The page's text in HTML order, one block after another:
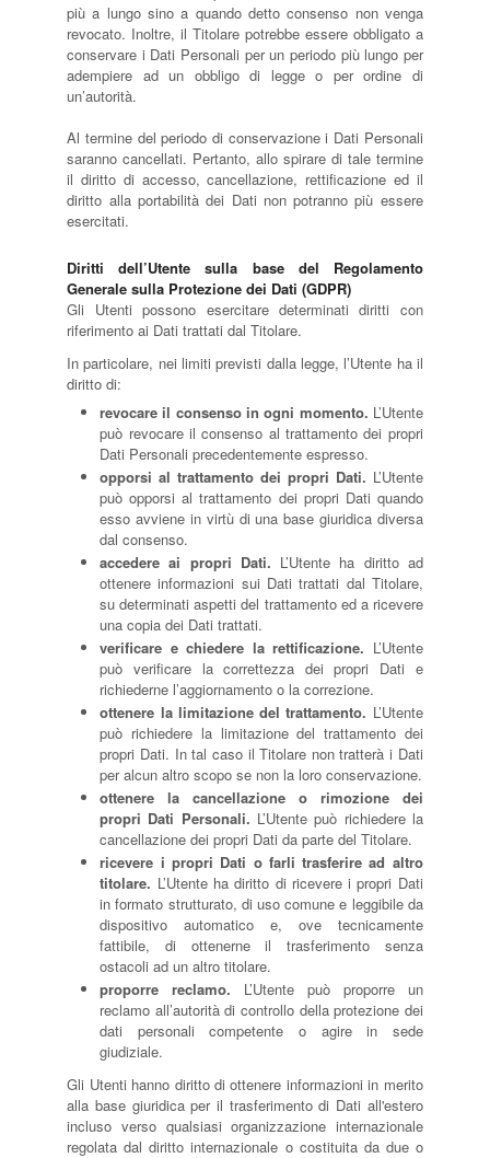
più a lungo sino a quando detto consenso non venga
revocato. Inoltre, il Titolare potrebbe essere obbligato a
conservare i Dati Personali per un periodo più lungo per
adempiere ad un obbligo di legge o per ordine di
un’autorità.
Al termine del periodo di conservazione i Dati Personali
saranno cancellati. Pertanto, allo spirare di tale termine
il diritto di accesso, cancellazione, rettificazione ed il
diritto alla portabilità dei Dati non potranno più essere
esercitati.
Diritti dell’Utente sulla base del Regolamento
Generale sulla Protezione dei Dati (GDPR)
Gli Utenti possono esercitare determinati diritti con
riferimento ai Dati trattati dal Titolare.
In particolare, nei limiti previsti dalla legge, l’Utente ha il
diritto di:
revocare il consenso in ogni momento. L’Utente
può revocare il consenso al trattamento dei propri
Dati Personali precedentemente espresso.
opporsi al trattamento dei propri Dati. L’Utente
può opporsi al trattamento dei propri Dati quando
esso avviene in virtù di una base giuridica diversa
dal consenso.
accedere ai propri Dati. L’Utente ha diritto ad
ottenere informazioni sui Dati trattati dal Titolare,
su determinati aspetti del trattamento ed a ricevere
una copia dei Dati trattati.
verificare e chiedere la rettificazione. L’Utente
può verificare la correttezza dei propri Dati e
richiederne l’aggiornamento o la correzione.
ottenere la limitazione del trattamento. L’Utente
può richiedere la limitazione del trattamento dei
propri Dati. In tal caso il Titolare non tratterà i Dati
per alcun altro scopo se non la loro conservazione.
ottenere la cancellazione o rimozione dei
propri Dati Personali. L’Utente può richiedere la
cancellazione dei propri Dati da parte del Titolare.
ricevere i propri Dati o farli trasferire ad altro
titolare. L’Utente ha diritto di ricevere i propri Dati
in formato strutturato, di uso comune e leggibile da
dispositivo automatico e, ove tecnicamente
fattibile, di ottenerne il trasferimento senza
ostacoli ad un altro titolare.
proporre reclamo. L’Utente può proporre un
reclamo all’autorità di controllo della protezione dei
dati personali competente o agire in sede
giudiziale.
Gli Utenti hanno diritto di ottenere informazioni in merito
alla base giuridica per il trasferimento di Dati all'estero
incluso verso qualsiasi organizzazione internazionale
regolata dal diritto internazionale o costituita da due o